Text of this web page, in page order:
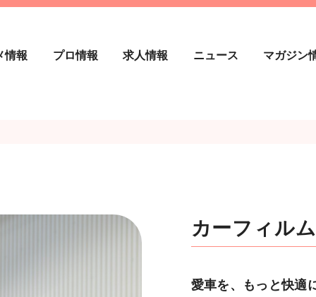
情報 プロ情報 求人情報 ニュース マガジン
カーフィル
愛車を、もっと快適